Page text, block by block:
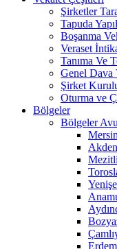
Şirketler
Tapuda
Boşanma
Veraset
Tanıma Ve
Genel Dava
Şirket
Oturma ve
Bölgeler
Bölgeler